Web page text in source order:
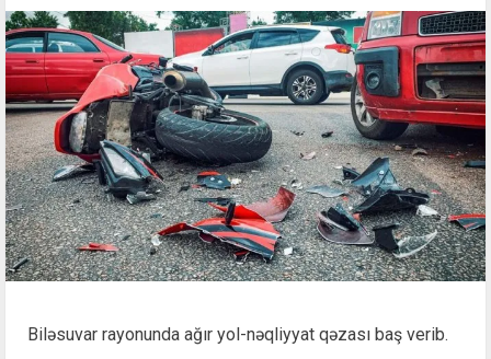
Biləsuvar rayonunda ağır yol-nəqliyyat qəzası baş verib.